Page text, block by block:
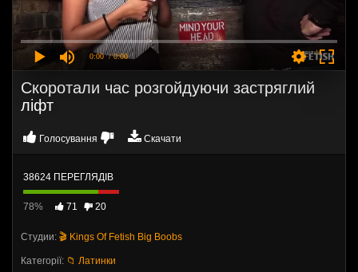
0:00 / 0:00
Скоротали час розгойдуючи застряглий
ліфт
Голосування Скачати
38624 ПЕРЕГЛЯДІВ
78% 71 20
Студии: 🎬 Kings Of Fetish Big Boobs
Категорії: 📁 Латинки